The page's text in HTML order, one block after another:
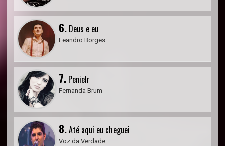
6. Deus e eu
Leandro Borges
7. Penielr
Fernanda Brum
8.Até aqui eu cheguei
Voz da Verdade